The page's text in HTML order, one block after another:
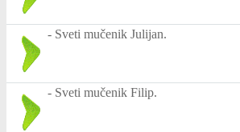
- Sveti mučenik Julijan.
- Sveti mučenik Filip.